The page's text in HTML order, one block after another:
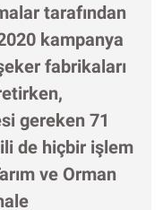
tarafından
kampanya
fabrikaları
gereken 71
de hiçbir işlem
ve Orman